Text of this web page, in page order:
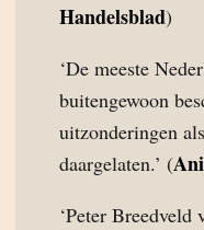
Handelsblad)
‘De meeste
buitengewoon
uitzonderingen
daargelaten.’ (
‘Peter Breedveld